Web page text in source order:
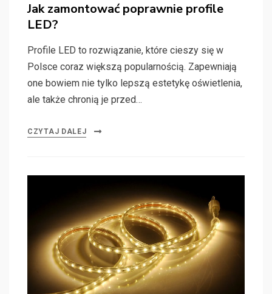
Jak zamontować poprawnie profile
LED?
Profile LED to rozwiązanie, które cieszy się w
Polsce coraz większą popularnością. Zapewniają
one bowiem nie tylko lepszą estetykę oświetlenia,
ale także chronią je przed…
CZYTAJ DALEJ